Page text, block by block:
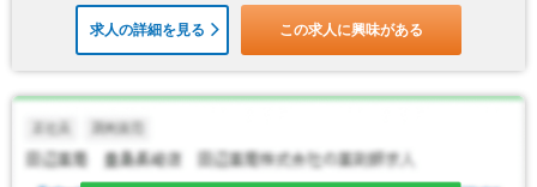
求人の詳細を見る この求人に興味がある